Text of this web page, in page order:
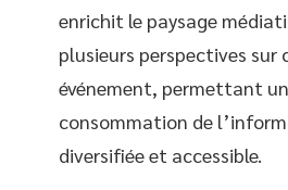
enrichit le paysage
plusieurs perspectives sur
événement, permettant
consommation de
diversifiée et accessible.